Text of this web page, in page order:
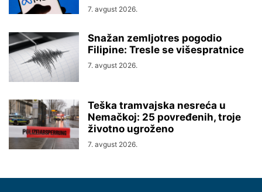
7. avgust 2026.
Snažan zemljotres pogodio
Filipine: Tresle se višespratnice
7. avgust 2026.
Teška tramvajska nesreća u
Nemačkoj: 25 povređenih, troje
životno ugroženo
7. avgust 2026.